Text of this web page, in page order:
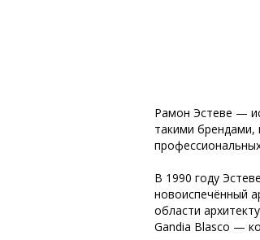
Рамон Эстеве —
такими брендами,
В 1990 году
новоиспечённый
области
Gandia Blasco —